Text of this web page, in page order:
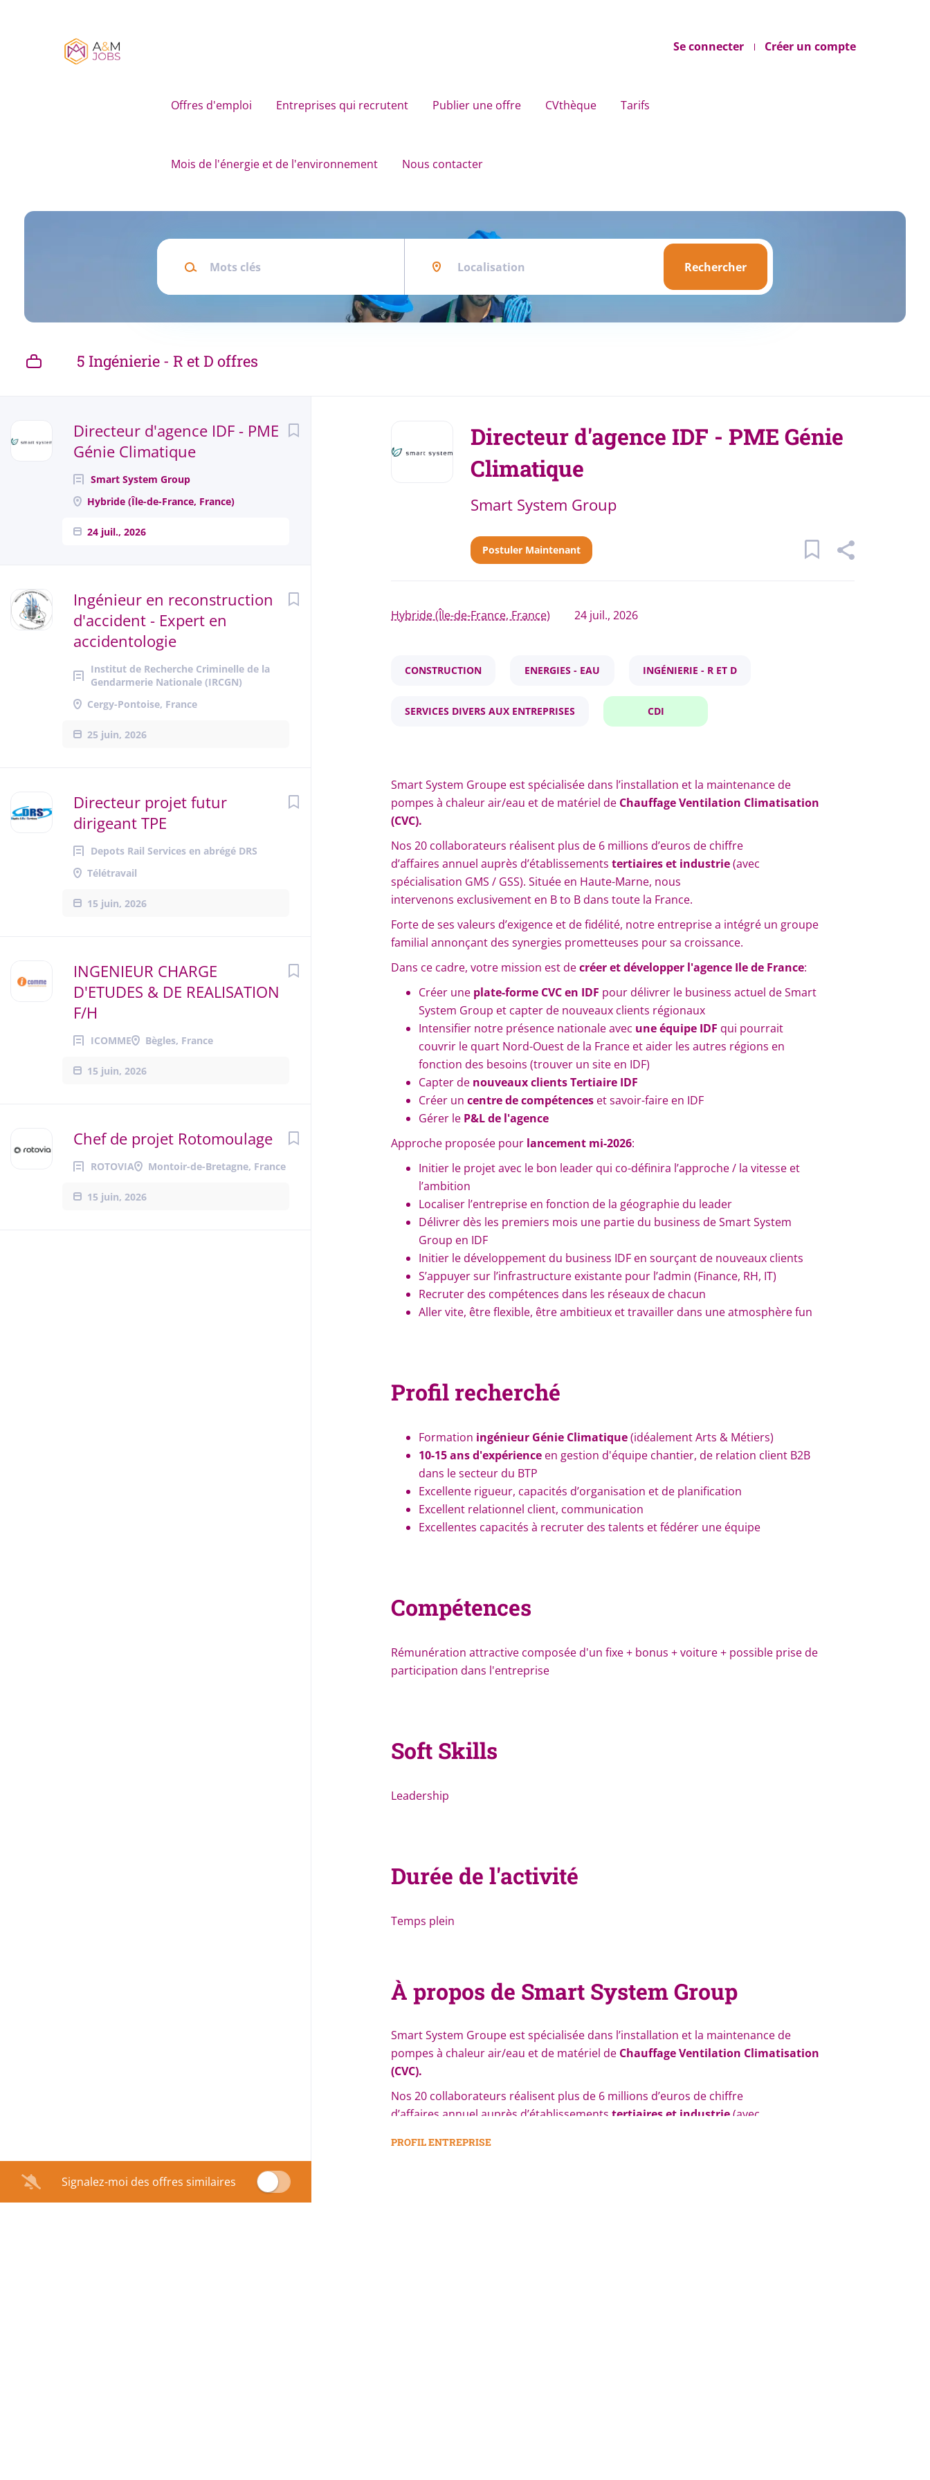
Se connecter Créer un compte
Offres d'emploi Entreprises qui recrutent Publier une offre CVthèque Tarifs
Mois de l'énergie et de l'environnement Nous contacter
Mots
Rechercher
Rechercher
5 Ingénierie - R et D offres
Directeur d'agence IDF - PME
Génie Climatique
Smart System Group
Hybride (Île-de-France, France)
24 juil., 2026
Ingénieur en reconstruction
d'accident - Expert en
accidentologie
Institut de Recherche Criminelle de la
Gendarmerie Nationale (IRCGN)
Cergy-Pontoise, France
25 juin, 2026
Directeur projet futur
dirigeant TPE
Depots Rail Services en abrégé DRS
Télétravail
15 juin, 2026
INGENIEUR CHARGE
D'ETUDES & DE REALISATION
F/H
ICOMME Bègles, France
15 juin, 2026
Chef de projet Rotomoulage
ROTOVIA Montoir-de-Bretagne, France
15 juin, 2026
Signalez-moi des offres similaires
list
Directeur d'agence IDF - PME Génie
Climatique
Smart System Group
Postuler Maintenant
Hybride (Île-de-France, France) 24 juil., 2026
CONSTRUCTION ENERGIES - EAU INGÉNIERIE - R ET D
SERVICES DIVERS AUX ENTREPRISES CDI
Smart System Groupe est spécialisée dans l’installation et la maintenance de
pompes à chaleur air/eau et de matériel de Chauffage Ventilation Climatisation
(CVC).
Nos 20 collaborateurs réalisent plus de 6 millions d’euros de chiffre
d’affaires annuel auprès d’établissements tertiaires et industrie(avec
spécialisation GMS / GSS). Située en Haute-Marne, nous
intervenons exclusivement en B to B dans toute la France.
Forte de ses valeurs d’exigence et de fidélité, notre entreprise a intégré un groupe
familial annonçant des synergies prometteuses pour sa croissance.
Dans ce cadre, votre mission est decréer et développer l'agence Ile de France:
Créer une plate-forme CVC en IDF pour délivrer le business actuel de Smart
System Group et capter de nouveaux clients régionaux
Intensifier notre présence nationale avec une équipe IDF qui pourrait
couvrir le quart Nord-Ouest de la France et aider les autres régions en
fonction des besoins (trouver un site en IDF)
Capter de nouveaux clients Tertiaire IDF
Créer un centre de compétences et savoir-faire en IDF
Gérer le P&L de l'agence
Approche proposée pour lancement mi-2026:
Initier le projet avec le bon leader qui co-définira l’approche / la vitesse et
l’ambition
Localiser l’entreprise en fonction de la géographie du leader
Délivrer dès les premiers mois une partie du business de Smart System
Group en IDF
Initier le développement du business IDF en sourçant de nouveaux clients
S’appuyer sur l’infrastructure existante pour l’admin (Finance, RH, IT)
Recruter des compétences dans les réseaux de chacun
Aller vite, être flexible, être ambitieux et travailler dans une atmosphère fun
Profil recherché
Formation ingénieur Génie Climatique(idéalement Arts & Métiers)
10-15 ans d'expérience en gestion d'équipe chantier, de relation client B2B
dans le secteur du BTP
Excellente rigueur, capacités d’organisation et de planification
Excellent relationnel client, communication
Excellentes capacités à recruter des talents et fédérer une équipe
Compétences
Rémunération attractive composée d'un fixe + bonus + voiture + possible prise de
participation dans l'entreprise
Soft Skills
Leadership
Durée de l'activité
Temps plein
À propos de Smart System Group
Smart System Groupe est spécialisée dans l’installation et la maintenance de
pompes à chaleur air/eau et de matériel de Chauffage Ventilation Climatisation
(CVC).
Nos 20 collaborateurs réalisent plus de 6 millions d’euros de chiffre
d’affaires annuel auprès d’établissements tertiaires et industrie(avec
intervenons exclusivement en B to B dans toute la France.
PROFIL ENTREPRISE